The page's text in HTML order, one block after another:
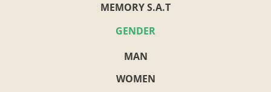
MEMORY S.A.T
GENDER
MAN
WOMEN